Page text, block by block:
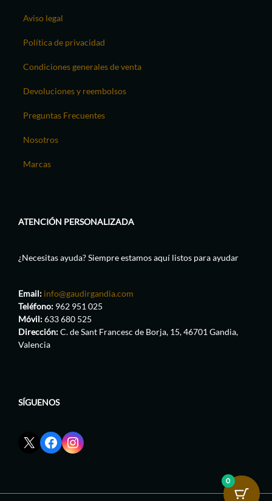
Aviso legal
Política de privacidad
Condiciones generales de venta
Devoluciones y reembolsos
Preguntas Frecuentes
Nosotros
Marcas
ATENCIÓN PERSONALIZADA
¿Necesitas ayuda? Siempre estamos aquí listos para ayudar
Email: info@gaudirgandia.com
Teléfono: 962 951 025
Móvil:633 680 525
Dirección:C. de Sant Francesc de Borja, 15, 46701 Gandia,
Valencia
SÍGUENOS
Enlace
red
Enlace
de
Enlace
0